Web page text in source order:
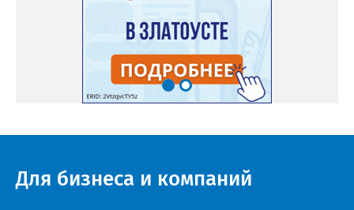
Для бизнеса и компаний